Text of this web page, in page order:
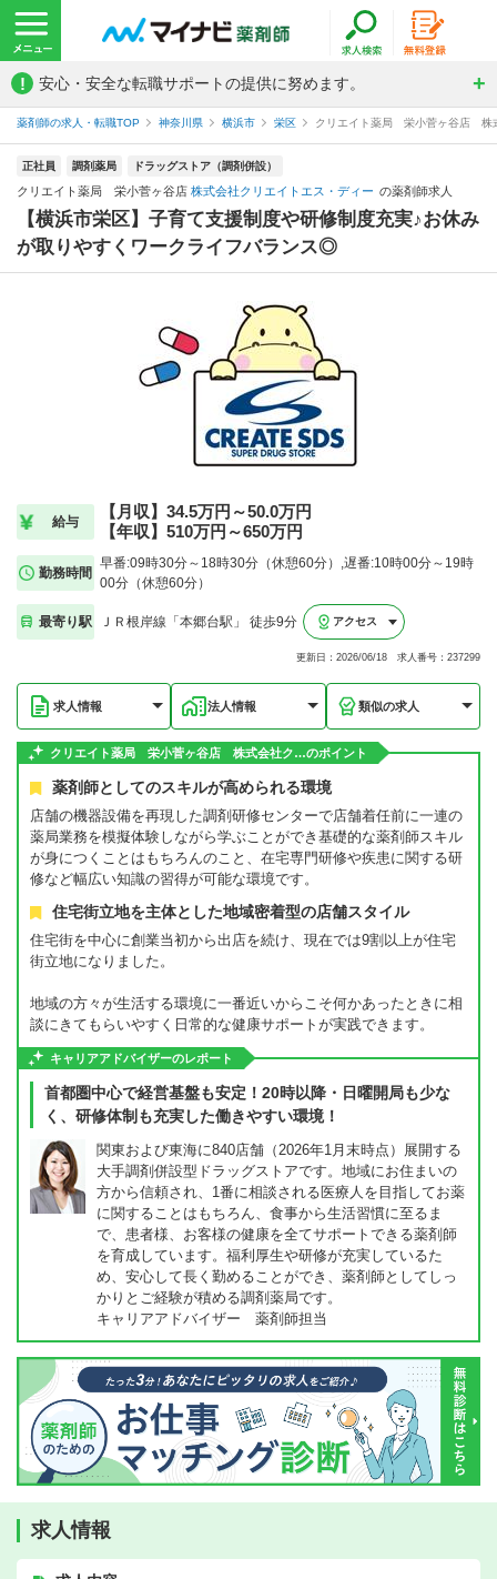
! 安心・安全な転職サポートの提供に努めます。
薬剤師の求人・転職TOP 神奈川県 横浜市 栄区 クリエイト薬局 栄小菅ヶ谷店 株
正社員 調剤薬局 ドラッグストア（調剤併設）
クリエイト薬局 栄小菅ヶ谷店 株式会社クリエイトエス・ディー の薬剤師求人
【横浜市栄区】子育て支援制度や研修制度充実♪お休み
が取りやすくワークライフバランス◎
給与
【月収】34.5万円～50.0万円
【年収】510万円～650万円
勤務時間
早番:09時30分～18時30分（休憩60分）,遅番:10時00分～19時
00分（休憩60分）
最寄り駅 ＪＲ根岸線「本郷台駅」 徒歩9分 アクセス
更新日：2026/06/18 求人番号：237299
求人情報 法人情報 類似の求人
クリエイト薬局 栄小菅ヶ谷店 株式会社ク…のポイント
薬剤師としてのスキルが高められる環境
店舗の機器設備を再現した調剤研修センターで店舗着任前に一連の
薬局業務を模擬体験しながら学ぶことができ基礎的な薬剤師スキル
が身につくことはもちろんのこと、在宅専門研修や疾患に関する研
修など幅広い知識の習得が可能な環境です。
住宅街立地を主体とした地域密着型の店舗スタイル
住宅街を中心に創業当初から出店を続け、現在では9割以上が住宅
街立地になりました。
地域の方々が生活する環境に一番近いからこそ何かあったときに相
談にきてもらいやすく日常的な健康サポートが実践できます。
キャリアアドバイザーのレポート
首都圏中心で経営基盤も安定！20時以降・日曜開局も少な
く、研修体制も充実した働きやすい環境！
関東および東海に840店舗（2026年1月末時点）展開する
大手調剤併設型ドラッグストアです。地域にお住まいの
方から信頼され、1番に相談される医療人を目指してお薬
に関することはもちろん、食事から生活習慣に至るま
で、患者様、お客様の健康を全てサポートできる薬剤師
を育成しています。福利厚生や研修が充実しているた
め、安心して長く勤めることができ、薬剤師としてしっ
かりとご経験が積める調剤薬局です。
キャリアアドバイザー 薬剤師担当
求人情報